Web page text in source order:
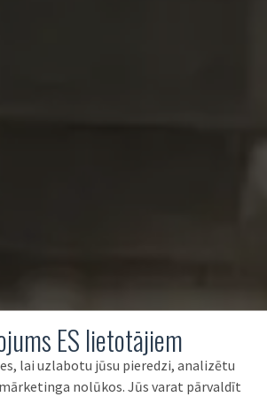
ES lietotājiem
lai uzlabotu jūsu pieredzi, analizētu
nolūkos. Jūs varat pārvaldīt